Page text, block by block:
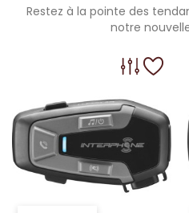
Restez à la pointe des
notre